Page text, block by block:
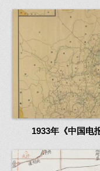
1933年《中国电